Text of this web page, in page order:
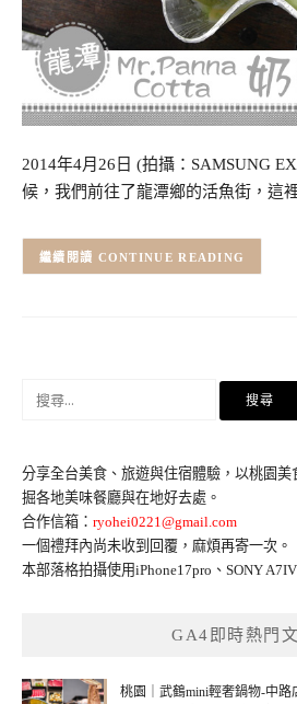
2014年4月26日 (拍攝：SAMSUNG
候，我們前往了龍潭鄉的活魚街，這
CONTINUE READING
字:
分享全台美食、旅遊與住宿體驗，以桃園
掘各地美味餐廳與在地好去處。
合作信箱： ryohei0221@gmail.com
一個禮拜內尚未收到回覆，麻煩再寄一次。
本部落格拍攝使用iPhone17pro、SONY A7IV
GA4即時熱門
桃園｜武鶴mini輕奢鍋物-中